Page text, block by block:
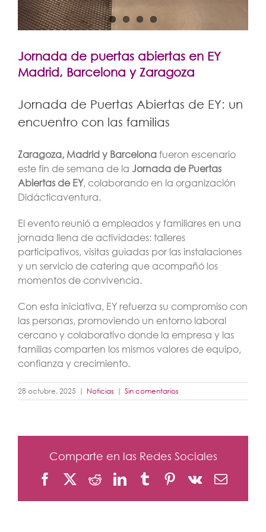
Jornada de puertas abiertas en EY
Madrid, Barcelona y Zaragoza
Jornada de Puertas Abiertas de EY: un
encuentro con las familias
Zaragoza, Madrid y Barcelonafueron escenario
este fin de semana de la Jornada de Puertas
Abiertas de EY, colaborando en la organización
Didácticaventura.
El evento reunió a empleados y familiares en una
jornada llena de actividades: talleres
participativos, visitas guiadas por las instalaciones
y un servicio de catering que acompañó los
momentos de convivencia.
Con esta iniciativa, EY refuerza su compromiso con
las personas, promoviendo un entorno laboral
cercano y colaborativo donde la empresa y las
familias comparten los mismos valores de equipo,
confianza y crecimiento.
28 octubre, 2025 | Noticias | Sin comentarios
Comparte en las Redes Sociales
FacebookRedditLinkedInTumblrPinterest
Vk
Correo